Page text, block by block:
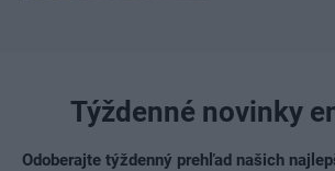
Týždenné novinky
Odoberajte týždenný prehľad našich